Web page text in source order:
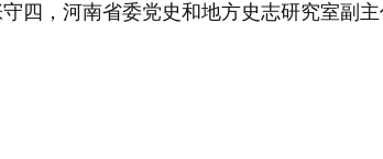
，河南省委党史和地方史志研究室副主